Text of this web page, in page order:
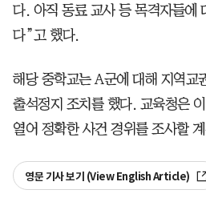
다. 아직 동료 교사 등 목격자들에
다”고 했다.
해당 중학교는 A군에 대해 지역교
출석정지 조치를 했다. 교육청은
열어 정확한 사건 경위를 조사할 계
영문 기사 보기 (View English Article)